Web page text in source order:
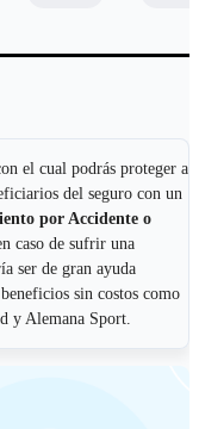
el cual podrás proteger a
del seguro con un
por Accidente o
caso de sufrir una
ser de gran ayuda
sin costos como
y Alemana Sport.